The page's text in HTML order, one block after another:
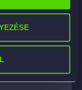
– álatlános